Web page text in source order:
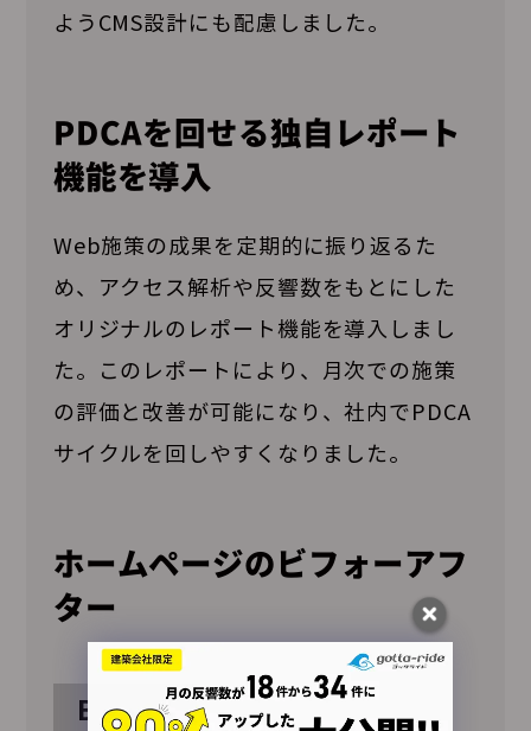
ようCMS設計にも配慮しました。
PDCAを回せる独自レポート
機能を導入
Web施策の成果を定期的に振り返るた
め、アクセス解析や反響数をもとにした
オリジナルのレポート機能を導入しまし
た。このレポートにより、月次での施策
の評価と改善が可能になり、社内でPDCA
サイクルを回しやすくなりました。
ホームページのビフォーアフ
ター
Before